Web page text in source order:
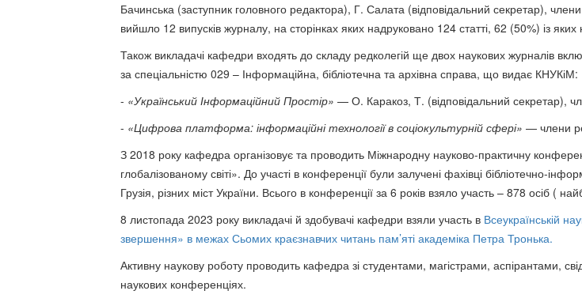
Бачинська (заступник головного редактора), Г. Салата (відповідальний секретар),
вийшло 12 випусків журналу, на сторінках яких надруковано 124 статті, 62 (50%) із
Також викладачі кафедри входять до складу редколегій ще двох наукових журналів
за спеціальністю 029 – Інформаційна, бібліотечна та архівна справа, що видає КНУКіМ:
- «Український Інформаційний Простір» — О. Каракоз, Т. (відповідальний секретар),
- «Цифрова платформа: інформаційні технології в соціокультурній сфері» — члени
З 2018 року кафедра організовує та проводить Міжнародну науково-практичну
глобалізованому світі». До участі в конференції були залучені фахівці бібліотечно-
Грузія, різних міст України. Всього в конференції за 6 років взяло участь – 878 осіб (
8 листопада 2023 року викладачі й здобувачі кафедри взяли участь в Всеукраїнській
звершення» в межах Сьомих краєзнавчих читань пам’яті академіка Петра Тронька.
Активну наукову роботу проводить кафедра зі студентами, магістрами, аспірантами,
наукових конференціях.